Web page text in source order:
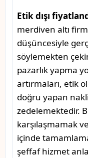
Etik dışı
merdiven altı
düşüncesiyle
söylemekten
pazarlık yapma
artırmaları, etik
doğru yapan
zedelemektedir.
karşılaşmamak
içinde
şeffaf hizmet